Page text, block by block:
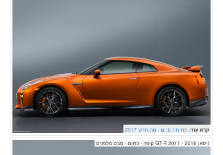
קרא עוד: מתיחת פנים - מה חדש 2017
ניסאן GT-R 2011 - 2016 קופה - כתום - מבט מלפנים